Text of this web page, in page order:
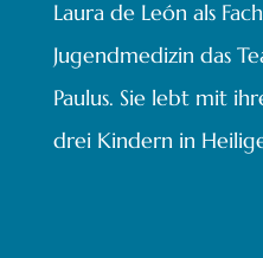
Laura de León als
Jugendmedizin das
Paulus. Sie lebt mit
drei Kindern in